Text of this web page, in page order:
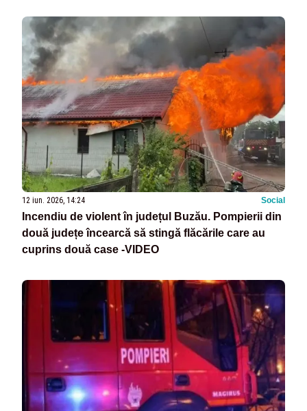
12 iun. 2026, 14:24 Social
Incendiu de violent în județul Buzău. Pompierii din
două județe încearcă să stingă flăcările care au
cuprins două case -VIDEO